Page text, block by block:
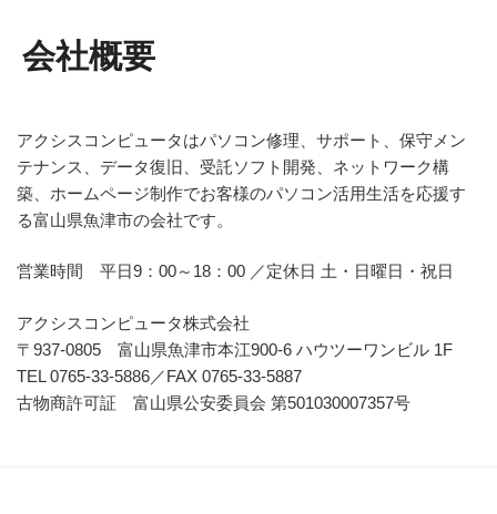
会社概要
アクシスコンピュータはパソコン修理、サポート、保守メン
テナンス、データ復旧、受託ソフト開発、ネットワーク構
築、ホームページ制作でお客様のパソコン活用生活を応援す
る富山県魚津市の会社です。
営業時間 平日9：00～18：00 ／定休日 土・日曜日・祝日
アクシスコンピュータ株式会社
〒937-0805 富山県魚津市本江900-6 ハウツーワンビル 1F
TEL 0765-33-5886／FAX 0765-33-5887
古物商許可証 富山県公安委員会 第501030007357号